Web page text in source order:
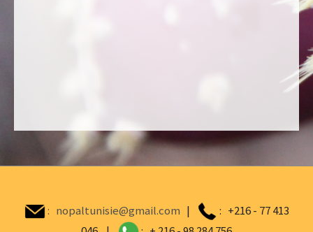
: nopaltunisie@gmail.com |
: +216 - 77 413